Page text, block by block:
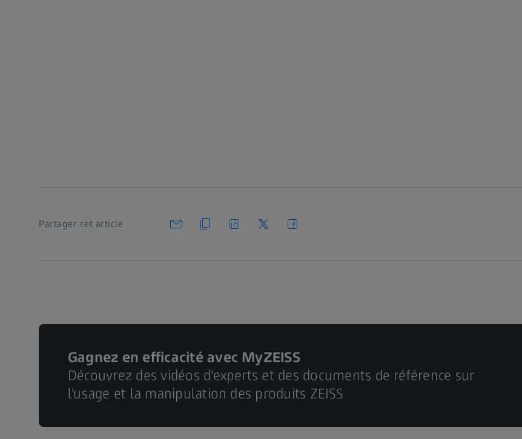
Partager cet article
Gagnez en efficacité avec MyZEISS
Découvrez des vidéos d'experts et des documents de référence sur
l'usage et la manipulation des produits ZEISS